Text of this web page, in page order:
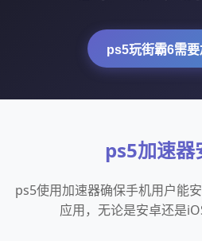
ps5玩街霸6需
ps5加速器
ps5使用加速器确保手机用户能
应用，无论是安卓还是